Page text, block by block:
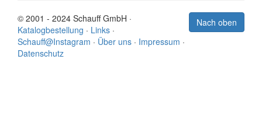
Nach oben
© 2001 - 2024 Schauff GmbH ·
Katalogbestellung · Links ·
Schauff@Instagram · Über uns · Impressum ·
Datenschutz